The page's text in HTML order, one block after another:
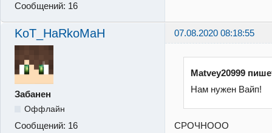
Сообщений: 16
KoT_HaRkoMaH 07.08.2020 08:18:55
Забанен
Оффлайн
Сообщений: 16
Matvey20999
Нам нужен Вайп!
СРОЧНООО